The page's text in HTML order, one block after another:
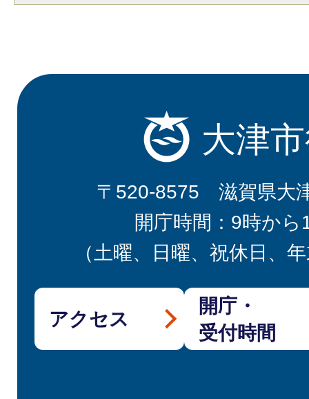
大津
〒520-8575 滋賀県大
開庁時間：9時から
（土曜、日曜、祝休日、
アクセス
開庁・
受付時間